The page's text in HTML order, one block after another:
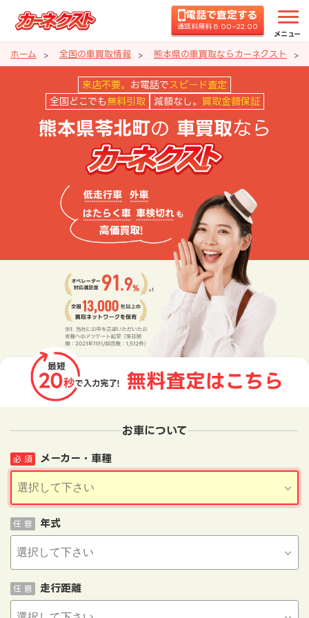
電話で査定する
通話料無料 8:00~22:00
メニュー
ホーム 全国の車買取情報 熊本県の車買取ならカーネクスト
熊本県苓北町の車買取ならカー
来店不要。 お電話で スピード査定
全国どこでも 無料引取 減額なし。 買取金額保証
熊本県苓北町の 車買取なら
お車について
メーカー・車種
必 須
年式
任 意
走行距離
任 意